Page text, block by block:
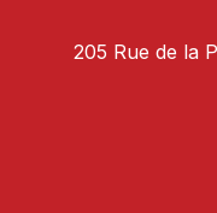
205 Rue de la